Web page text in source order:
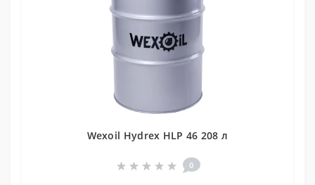
Wexoil Hydrех HLP 46 208 л
0